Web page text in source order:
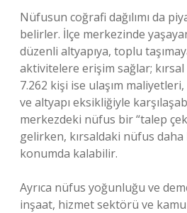
Nüfusun coğrafi dağılımı da
belirler. İlçe merkezinde
düzenli altyapıya, toplu
aktivitelere erişim sağlar;
7.262 kişi ise ulaşım
ve altyapı eksikliğiyle
merkezdeki nüfus bir “talep
gelirken, kırsaldaki nüfus daha
konumda kalabilir.
Ayrıca nüfus yoğunluğu ve
inşaat, hizmet sektörü ve kamu